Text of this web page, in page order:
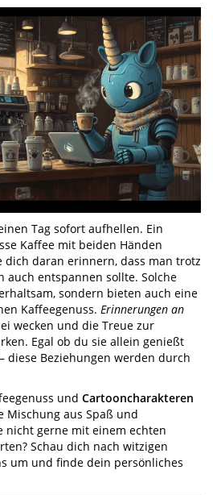
Tag sofort aufhellen. Ein
Kaffee mit beiden Händen
dich daran erinnern, dass man trotz
auch entspannen sollte. Solche
sondern bieten auch eine
Kaffeegenuss. Erinnerungen an
wecken und die Treue zur
Egal ob du sie allein genießt
diese Beziehungen werden durch
und Cartooncharakteren
Mischung aus Spaß und
nicht gerne mit einem echten
Schau dich nach witzigen
um und finde dein persönliches